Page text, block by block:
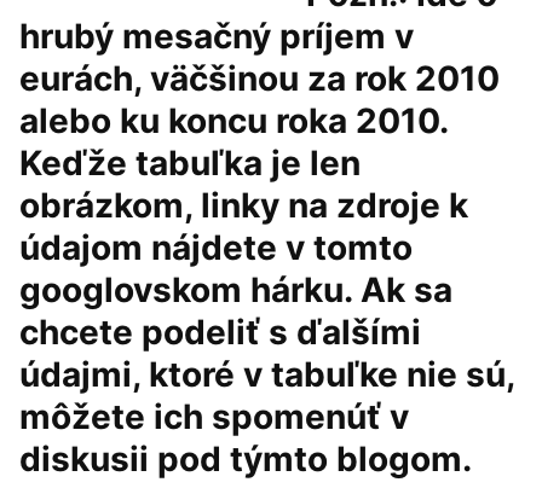
hrubý mesačný príjem v
eurách, väčšinou za rok 2010
alebo ku koncu roka 2010.
Keďže tabuľka je len
obrázkom, linky na zdroje k
údajom nájdete v tomto
googlovskom hárku. Ak sa
chcete podeliť s ďalšími
údajmi, ktoré v tabuľke nie sú,
môžete ich spomenúť v
diskusii pod týmto blogom.